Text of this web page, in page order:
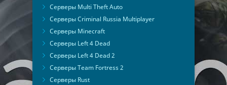
Серверы Multi Theft Auto
Серверы Criminal Russia Multiplayer
Серверы Minecraft
Серверы Left 4 Dead
Серверы Left 4 Dead 2
Серверы Team Fortress 2
Серверы Rust